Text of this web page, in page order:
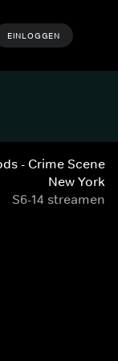
EINLOGGEN
- Crime Scene
New York
S6-14 streamen